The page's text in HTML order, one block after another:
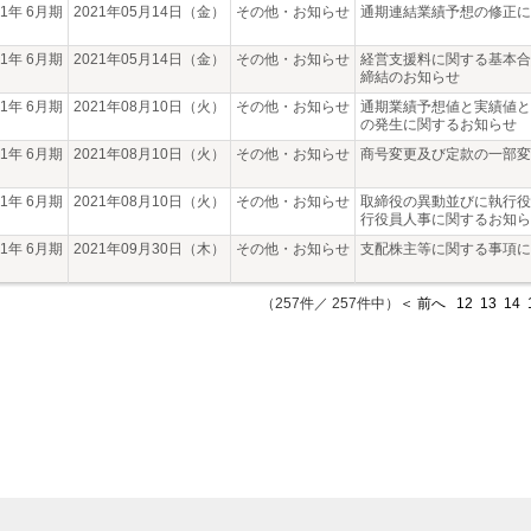
年 6月期 2021年05月14日（金） その他・お知らせ 通期連結業績予想の修正
年 6月期 2021年05月14日（金） その他・お知らせ
経営支援料に関する基本
締結のお知らせ
年 6月期
2021年08月10日（火） その他・お知らせ
通期業績予想値と実績値
の発生に関するお知らせ
年 6月期
2021年08月10日（火） その他・お知らせ 商号変更及び定款の一部
年 6月期 2021年08月10日（火） その他・お知らせ
取締役の異動並びに執行
行役員人事に関するお知
年 6月期
2021年09月30日（木） その他・お知らせ 支配株主等に関する事項
（257件／ 257件中） ＜ 前へ 12 13 14